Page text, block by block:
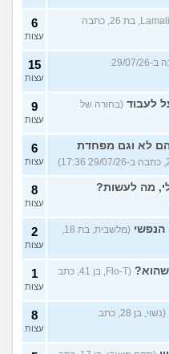
(Lamali, בת 26, כתבה
6
עצות
(אנונימית, בת 25, כתבה ב-29/07/26
15
עצות
לעבוד (בחורה של
9
עצות
הם לא וגם מפחדת
6
עצות
מה לעשות? 8
עצות
הנפשי
(מלשבית, בת 18,
2
עצות
(Flo-T, בן 41, כתב
1
עצות
(נשוי, בן 28, כתב
8
עצות